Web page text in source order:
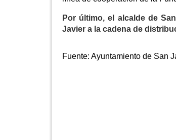
Por último, el alcalde de
Javier a la cadena de
Fuente: Ayuntamiento de San